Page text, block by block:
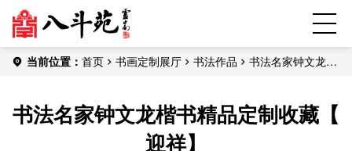
当前位置： 首页 书画定制展厅 书法作品
书法名家钟文龙楷
书法名家钟文龙楷书精品定制收藏【
迎祥】